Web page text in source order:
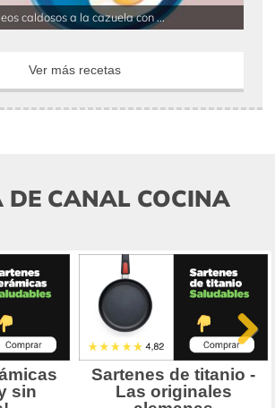
caldosos a la cazuela con ...
Ver más recetas
DE CANAL COCINA